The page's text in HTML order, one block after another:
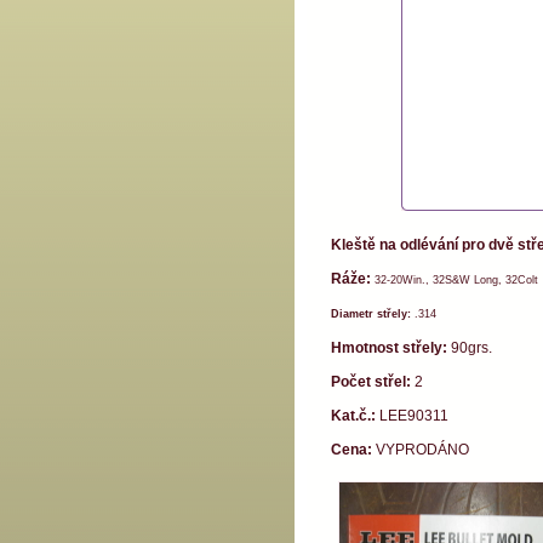
Kleště na odlévání pro dvě
Ráže: 32-20Win., 32S&W Long, 32Colt
Diametr střely: .314
Hmotnost střely: 90grs.
Počet střel: 2
Kat.č.: LEE90311
Cena: VYPRODÁNO